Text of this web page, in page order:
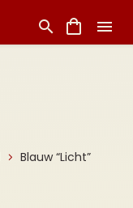
Blauw “Licht”